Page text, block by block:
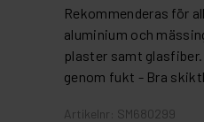
Rekommenderas för
aluminium och
plaster samt
genom fukt - Bra
Artikelnr: SM680299